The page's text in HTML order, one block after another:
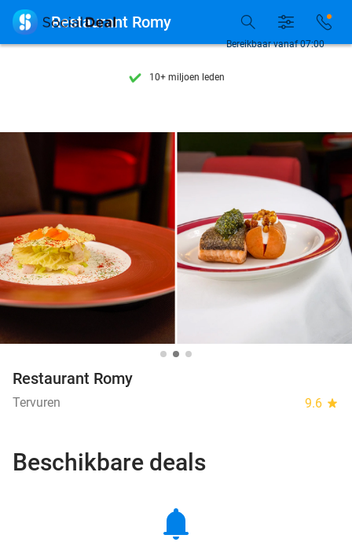
7 dagen per week beschikbaar
10+ miljoen leden
7 dagen per week beschikbaar
Bereikbaar vanaf 07:00
 Restaurant Romy
Restaurant Romy
Tervuren 9.6 star
Beschikbare deals
notifications